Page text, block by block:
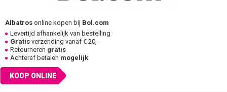
Albatros online kopen bij Bol.com
Levertijd afhankelijk van bestelling
Gratis verzending vanaf € 20,-
Retourneren gratis
Achteraf betalen mogelijk
KOOP ONLINE